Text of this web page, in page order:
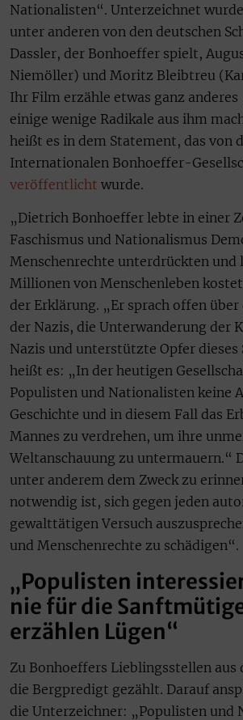
Nationalisten“. Unterzeichnet
unter anderen von den deutschen
Dassler, der Bonhoeffer spielt,
Niemöller) und Moritz Bleibtreu
Ihr Film erzähle etwas ganz anderes
einige wenige Radikale aus ihm
heißt es in dem Statement, das von
Internationalen Bonhoeffer-
veröffentlicht wurde.
„Dietrich Bonhoeffer lebte in einer
Faschismus und Nationalismus
Menschenrechte unterdrückten
Millionen von Menschenleben
der Erklärung. „Er sprach offen
der Nazis, die Unterwanderung der
Nazis und unterstützte Opfer dieses
heißt es: „In der heutigen
Populisten und Nationalisten keine
Geschichte und in diesem Fall das
Mannes zu verdrehen, um ihre
Weltanschauung zu untermauern.“
unter anderem dem Zweck zu
notwendig ist, sich gegen jeden
gewalttätigen Versuch
und Menschenrechte zu schädigen“.
„Populisten
nie für die
erzählen Lügen“
Zu Bonhoeffers Lieblingsstellen aus
die Bergpredigt gezählt. Darauf
die Unterzeichner: „Populisten und